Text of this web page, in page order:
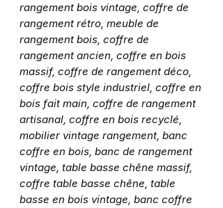
rangement bois vintage, coffre de
rangement rétro, meuble de
rangement bois, coffre de
rangement ancien, coffre en bois
massif, coffre de rangement déco,
coffre bois style industriel, coffre en
bois fait main, coffre de rangement
artisanal, coffre en bois recyclé,
mobilier vintage rangement, banc
coffre en bois, banc de rangement
vintage, table basse chêne massif,
coffre table basse chêne, table
basse en bois vintage, banc coffre